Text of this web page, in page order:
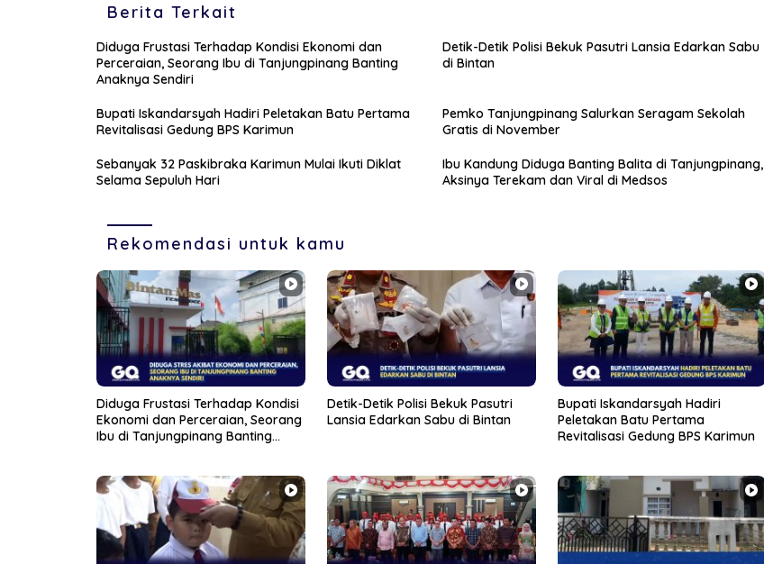
Berita Terkait
Diduga Frustasi Terhadap Kondisi Ekonomi dan
Perceraian, Seorang Ibu di Tanjungpinang Banting
Anaknya Sendiri
Detik-Detik Polisi Bekuk Pasutri Lansia Edarkan Sabu
di Bintan
Bupati Iskandarsyah Hadiri Peletakan Batu Pertama
Revitalisasi Gedung BPS Karimun
Pemko Tanjungpinang Salurkan Seragam Sekolah
Gratis di November
Sebanyak 32 Paskibraka Karimun Mulai Ikuti Diklat
Selama Sepuluh Hari
Ibu Kandung Diduga Banting Balita di Tanjungpinang,
Aksinya Terekam dan Viral di Medsos
Rekomendasi untuk kamu
Diduga Frustasi Terhadap Kondisi
Ekonomi dan Perceraian, Seorang
Ibu di Tanjungpinang Banting
Detik-Detik Polisi Bekuk Pasutri
Lansia Edarkan Sabu di Bintan
Bupati Iskandarsyah Hadiri
Peletakan Batu Pertama
Revitalisasi Gedung BPS Karimun